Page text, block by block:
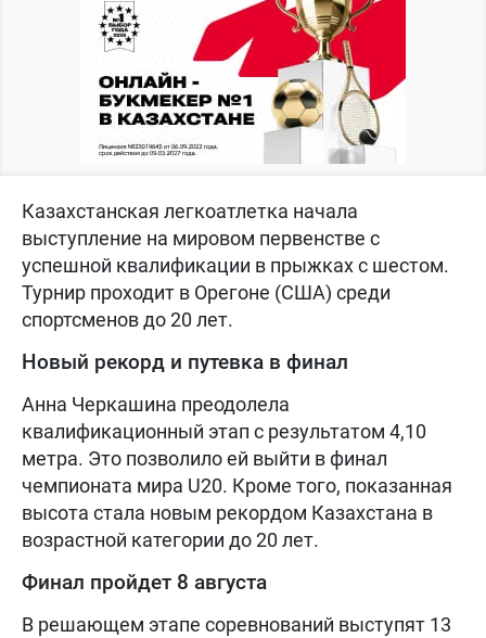
Казахстанская легкоатлетка начала
выступление на мировом первенстве с
успешной квалификации в прыжках с шестом.
Турнир проходит в Орегоне (США) среди
спортсменов до 20 лет.
Новый рекорд и путевка в финал
Анна Черкашина преодолела
квалификационный этап с результатом 4,10
метра. Это позволило ей выйти в финал
чемпионата мира U20. Кроме того, показанная
высота стала новым рекордом Казахстана в
возрастной категории до 20 лет.
Финал пройдет 8 августа
В решающем этапе соревнований выступят 13